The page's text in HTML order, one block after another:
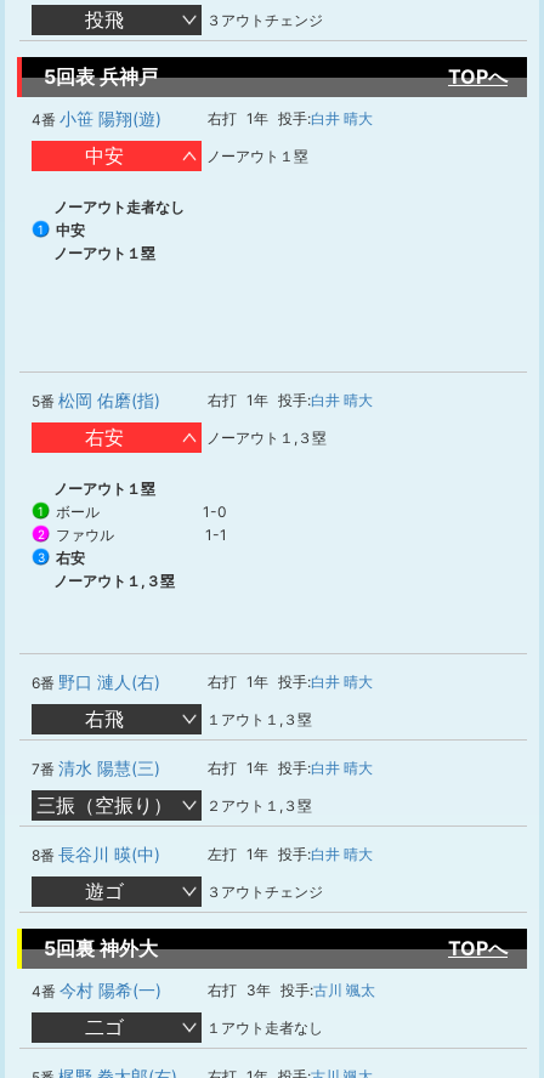
投飛 ３アウトチェンジ
5回表 兵神戸 TOPへ
4番 小笹 陽翔(遊) 右打 1年 投手:白井 晴大
中安 ノーアウト１塁
ノーアウト走者なし
1
中安
ノーアウト１塁
5番 松岡 佑磨(指) 右打 1年 投手:白井 晴大
右安 ノーアウト１,３塁
ノーアウト１塁
1 ボール 1-0
2 ファウル 1-1
3
右安
ノーアウト１,３塁
6番 野口 漣人(右) 右打 1年 投手:白井 晴大
右飛 １アウト１,３塁
7番 清水 陽慧(三) 右打 1年 投手:白井 晴大
三振（空振り） ２アウト１,３塁
8番 長谷川 暎(中) 左打 1年 投手:白井 晴大
遊ゴ ３アウトチェンジ
5回裏 神外大 TOPへ
4番 今村 陽希(一) 右打 3年 投手:古川 颯太
二ゴ １アウト走者なし